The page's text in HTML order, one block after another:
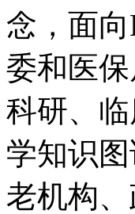
念，面
委和医
科研、
学知识
老机构